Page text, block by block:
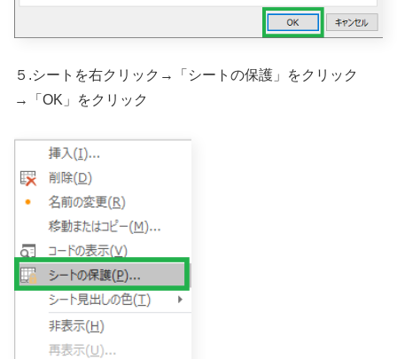
５.シートを右クリック→「シートの保護」をクリック
→「OK」をクリック